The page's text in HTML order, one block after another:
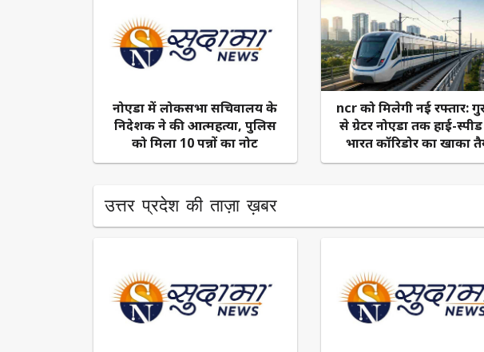
नोएडा में लोकसभा सचिवालय के
निदेशक ने की आत्महत्या, पुलिस
को मिला 10 पन्नों का नोट
ncr को मिलेगी नई रफ्तार:
से ग्रेटर नोएडा तक हाई-
भारत कॉरिडोर का खाका
उत्तर प्रदेश की ताज़ा ख़बर